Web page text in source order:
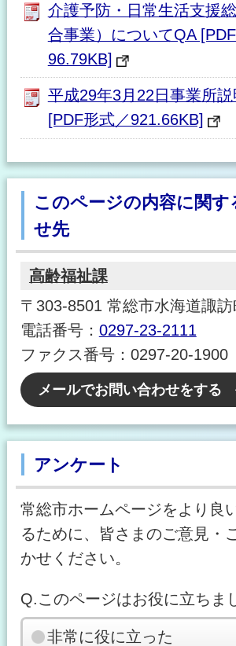
介護予防・日常生活支援
合事業）についてQA
96.79KB]
平成29年3月22日事業所
[PDF形式／921.66KB]
このページの内容に関す
せ先
高齢福祉課
〒303-8501 常総市水海道諏
電話番号： 0297-23-2111
ファクス番号：0297-20-1900
メールでお問い合わせをする
アンケート
常総市ホームページをより良
るために、皆さまのご意見・
かせください。
Q.このページはお役に立ちま
非常に役に立った